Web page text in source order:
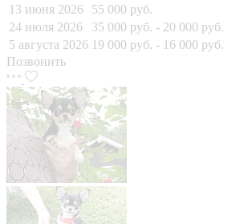
13 июня 2026
55 000 руб.
24 июля 2026
35 000 руб. - 20 000 руб.
5 августа 2026 19 000 руб. - 16 000 руб.
Позвонить